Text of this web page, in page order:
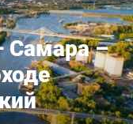
Самара –